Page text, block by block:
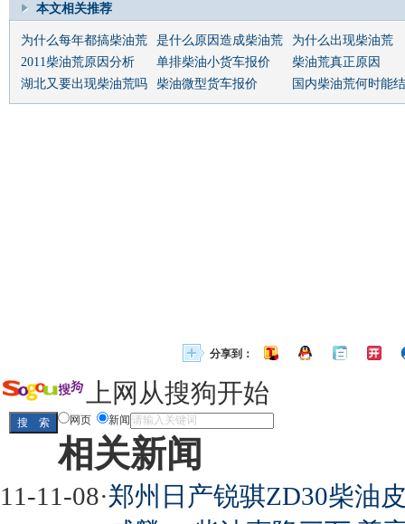
本文相关推荐
为什么每年都搞柴油荒 是什么原因造成柴油荒
为什么出现柴油荒
2011柴油荒原因分析
单排柴油小货车报价
柴油荒真正原因
湖北又要出现柴油荒吗
柴油微型货车报价 国内柴油荒何时能
分享到：
上网从搜狗开始
网页 新闻
相关新闻
11-11-08·郑州日产锐骐ZD30柴油